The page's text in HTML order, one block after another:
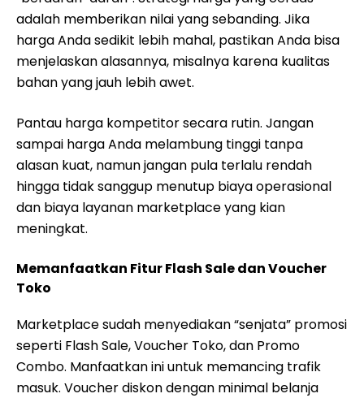
adalah memberikan nilai yang sebanding. Jika
harga Anda sedikit lebih mahal, pastikan Anda bisa
menjelaskan alasannya, misalnya karena kualitas
bahan yang jauh lebih awet.
Pantau harga kompetitor secara rutin. Jangan
sampai harga Anda melambung tinggi tanpa
alasan kuat, namun jangan pula terlalu rendah
hingga tidak sanggup menutup biaya operasional
dan biaya layanan marketplace yang kian
meningkat.
Memanfaatkan Fitur Flash Sale dan Voucher
Toko
Marketplace sudah menyediakan “senjata” promosi
seperti Flash Sale, Voucher Toko, dan Promo
Combo. Manfaatkan ini untuk memancing trafik
masuk. Voucher diskon dengan minimal belanja